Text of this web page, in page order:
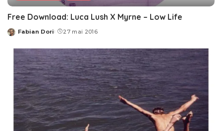
Free Download: Luca Lush X Myrne – Low Life
Posted
Fabian Dori 27 mai 2016